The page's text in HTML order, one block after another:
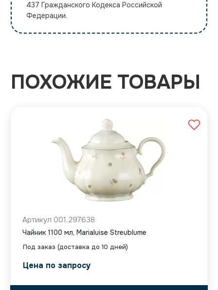
437 Гражданского Кодекса Российской
Федерации.
ПОХОЖИЕ ТОВАРЫ
Под заказ (доставка до 10 дней)
Артикул 001.297638
Чайник 1100 мл, Marialuise Streublume
Цена по запросу